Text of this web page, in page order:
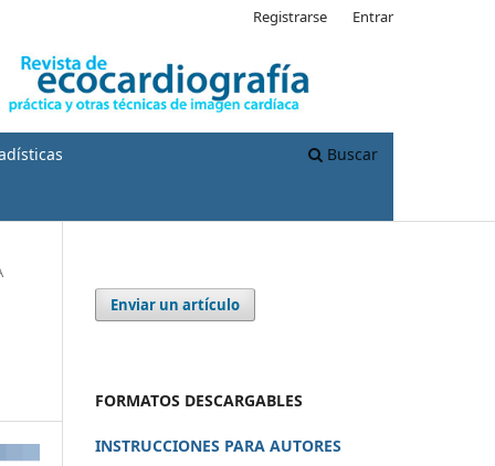
Buscar
Registrarse Entrar
Enviar un artículo
FORMATOS DESCARGABLES
INSTRUCCIONES PARA AUTORES